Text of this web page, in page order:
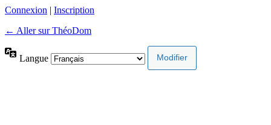
Connexion | Inscription
← Aller sur ThéoDom
Langue